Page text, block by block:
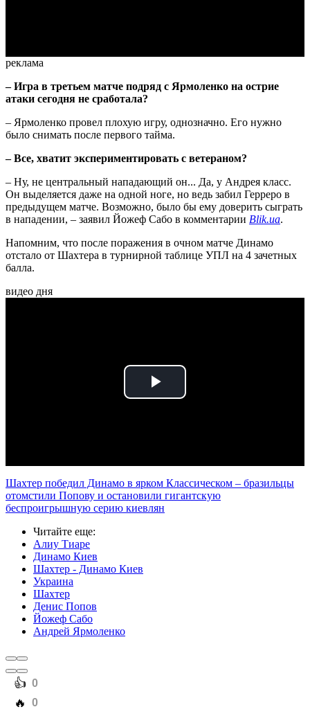
реклама
– Игра в третьем матче подряд с Ярмоленко на острие
атаки сегодня не сработала?
– Ярмоленко провел плохую игру, однозначно. Его нужно
было снимать после первого тайма.
– Все, хватит экспериментировать с ветераном?
– Ну, не центральный нападающий он... Да, у Андрея класс.
Он выделяется даже на одной ноге, но ведь забил Герреро в
предыдущем матче. Возможно, было бы ему доверить сыграть
в нападении, – заявил Йожеф Сабо в комментарии Blik.ua.
Напомним, что после поражения в очном матче Динамо
отстало от Шахтера в турнирной таблице УПЛ на 4 зачетных
балла.
видео дня
Play
Шахтер победил Динамо в ярком Классическом – бразильцы
отомстили Попову и остановили гигантскую
беспроигрышную серию киевлян
Читайте еще:
Алиу Тиаре
Динамо Киев
Шахтер - Динамо Киев
Украина
Шахтер
Денис Попов
Йожеф Сабо
Андрей Ярмоленко
️👍 0
️🔥 0